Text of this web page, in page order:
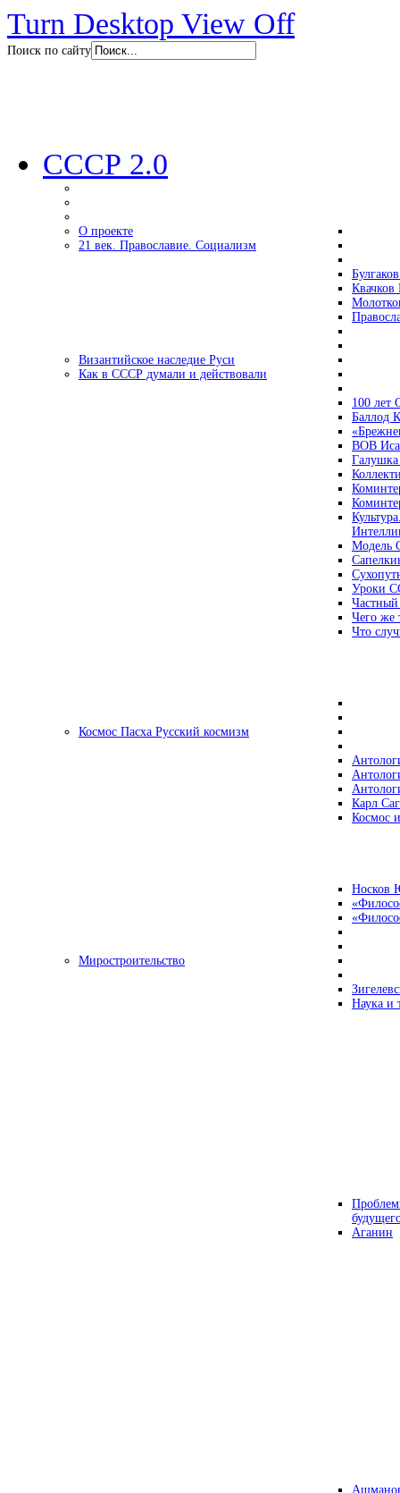
Turn Desktop View Off
Поиск по сайту
СССР 2.0
О проекте
21 век. Православие. Социализм
Византийское наследие Руси
Как в СССР думали и действовали
100 лет
Баллод
ВОВ
Модель
Уроки
Чего же
Что
Космос Пасха Русский космизм
Карл
Космос
Носков
Миростроительство
Наука и
Аганин